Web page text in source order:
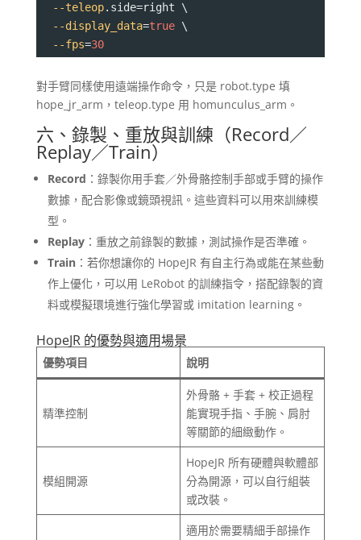
--teleop.side=right \
--display_data=true \
--fps=30
對手臂同樣使用遠端操作命令，只是 robot.type 填
hope_jr_arm，teleop.type 用 homunculus_arm。
六、錄製、重放與訓練（Record／
Replay／Train）
Record ：錄製你用手套／外骨骼控制手部或手臂的操作
數據，配合影像或鏡頭視訊。這些資料可以用來訓練模
型。
Replay：重放之前錄製的數據，測試操作是否準確。
Train：若你想讓你的 HopeJR 有自主行為或能在某些動
作上優化，可以用 LeRobot 的訓練指令，搭配錄製的資
料或模擬環境進行強化學習或 imitation learning。
HopeJR 的優勢與適用場景
優勢項目 說明
精準控制
外骨骼 + 手套 + 校正過程
能實現手指、手腕、肩肘
等關節的細緻動作。
模組開源
HopeJR 所有硬體與軟體部
分為開源，可以自行組裝
或改裝。
適用於需要精細手部操作